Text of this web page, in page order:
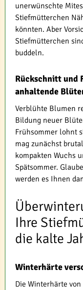
unerwünschte
Stiefmütterchen
könnten. Aber
Stiefmütterchen
buddeln.
Rückschnitt und
anhaltende
Verblühte Blumen
Bildung neuer
Frühsommer lohnt
mag zunächst
kompakten Wuchs
Spätsommer.
werden es Ihnen
Ihre
die kalte
Winterhärte
Die Winterhärte